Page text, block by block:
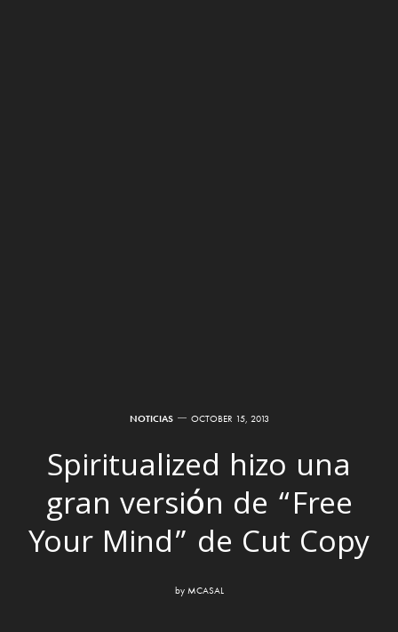
NOTICIAS OCTOBER 15, 2013
Spiritualized hizo una
gran versión de “Free
Your Mind” de Cut Copy
by MCASAL